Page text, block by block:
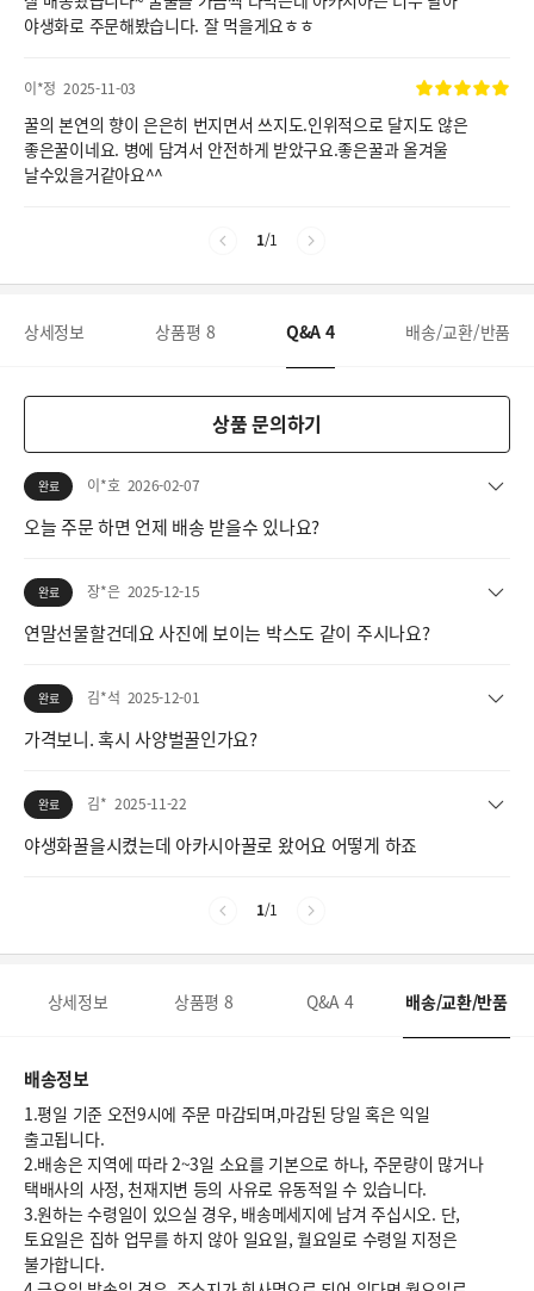
야생화로 주문해봤습니다. 잘 먹을게요ㅎㅎ
이*정 2025-11-03
꿀의 본연의 향이 은은히 번지면서 쓰지도.인위적으로 달지도 않은
좋은꿀이네요. 병에 담겨서 안전하게 받았구요.좋은꿀과 올겨울
날수있을거같아요^^
1/1
상세정보 상품평 8 Q&A 4 배송/교환/반품
상품 문의하기
완료 이*호 2026-02-07
오늘 주문 하면 언제 배송 받을수 있나요?
완료 장*은 2025-12-15
연말선물할건데요 사진에 보이는 박스도 같이 주시나요?
완료 김*석 2025-12-01
가격보니. 혹시 사양벌꿀인가요?
완료 김* 2025-11-22
야생화꿀을시켰는데 아카시아꿀로 왔어요 어떻게 하죠
1/1
상세정보 상품평 8 Q&A 4 배송/교환/반품
배송정보
1.평일 기준 오전9시에 주문 마감되며,마감된 당일 혹은 익일
출고됩니다.
2.배송은 지역에 따라 2~3일 소요를 기본으로 하나, 주문량이 많거나
택배사의 사정, 천재지변 등의 사유로 유동적일 수 있습니다.
3.원하는 수령일이 있으실 경우, 배송메세지에 남겨 주십시오. 단,
토요일은 집하 업무를 하지 않아 일요일, 월요일로 수령일 지정은
불가합니다.